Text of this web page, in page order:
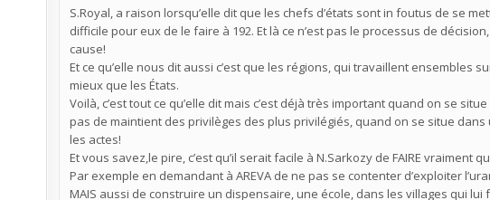
S.Royal, a raison lorsqu’elle dit que les chefs d’états sont in foutus de se
difficile pour eux de le faire à 192. Et là ce n’est pas le processus de
cause!
Et ce qu’elle nous dit aussi c’est que les régions, qui travaillent ensembles
mieux que les États.
Voilà, c’est tout ce qu’elle dit mais c’est déjà très important quand on se
pas de maintient des privilèges des plus privilégiés, quand on se situe
les actes!
Et vous savez,le pire, c’est qu’il serait facile à N.Sarkozy de FAIRE vraiment
Par exemple en demandant à AREVA de ne pas se contenter d’exploiter
MAIS aussi de construire un dispensaire, une école, dans les villages qui lui